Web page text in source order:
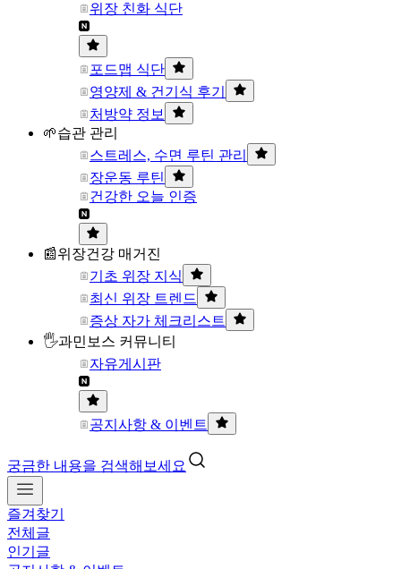
위장 친화 식단
포드맵 식단
영양제 & 건기식 후기
처방약 정보
🌱습관 관리
스트레스, 수면 루틴 관리
장운동 루틴
건강한 오늘 인증
📰위장건강 매거진
기초 위장 지식
최신 위장 트렌드
증상 자가 체크리스트
🖐과민보스 커뮤니티
자유게시판
공지사항 & 이벤트
궁금한 내용을 검색해보세요
즐겨찾기
전체글
인기글